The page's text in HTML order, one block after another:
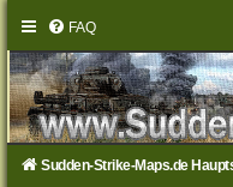
FAQ
Sudden-Strike-Maps.de